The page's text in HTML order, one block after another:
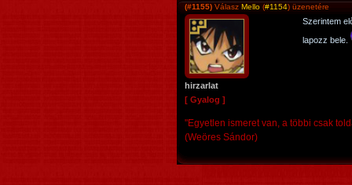
(#1155) Válasz Mello (#1154) üzenetére
hirzarlat
[ Gyalog ]
Szerintem
lapozz bele.
"Egyetlen ismeret van, a többi csak
(Weöres Sándor)